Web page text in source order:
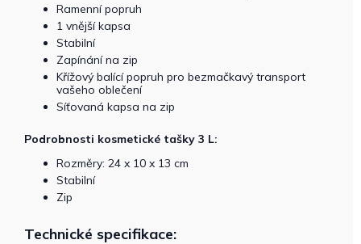
Ramenní popruh
1 vnější kapsa
Stabilní
Zapínání na zip
Křížový balící popruh pro bezmačkavý transport
vašeho oblečení
Síťovaná kapsa na zip
Podrobnosti kosmetické tašky 3 L:
Rozměry: 24 x 10 x 13 cm
Stabilní
Zip
Technické specifikace: